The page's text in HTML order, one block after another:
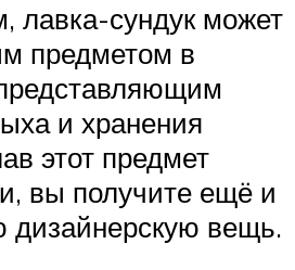
лавка-сундук может
предметом в
и хранения
этот предмет
вы получите ещё и
дизайнерскую вещь.